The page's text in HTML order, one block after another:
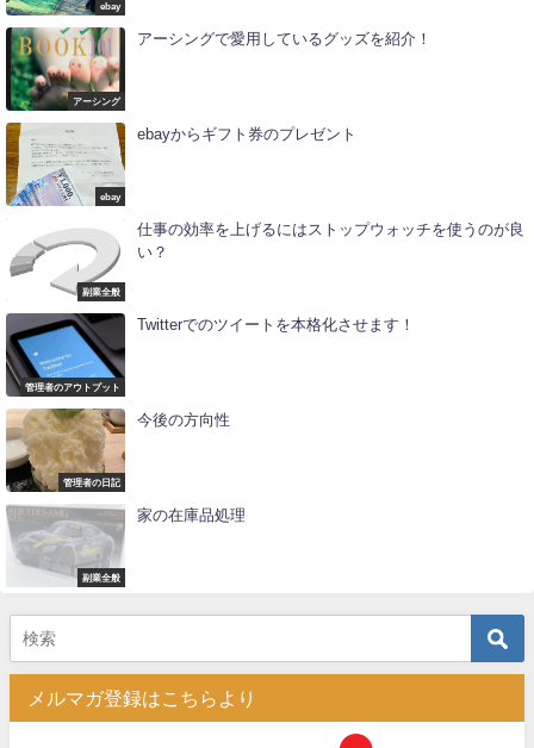
ebay
アーシング
アーシングで愛用しているグッズを紹介！
ebay
ebayからギフト券のプレゼント
副業全般
仕事の効率を上げるにはストップウォッチを使うのが良
い？
管理者のアウトプット
Twitterでのツイートを本格化させます！
管理者の日記
今後の方向性
副業全般
家の在庫品処理
メルマガ登録はこちらより